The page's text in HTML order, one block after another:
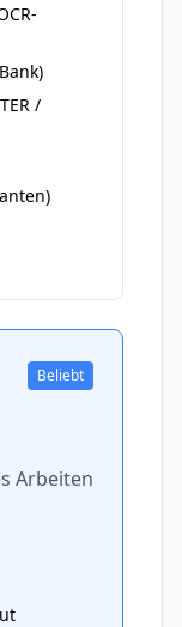
/
Beliebt
Arbeiten